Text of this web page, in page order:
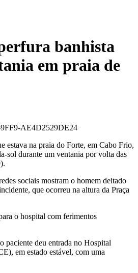
banhista
em praia de
estava na praia do Forte, em Cabo Frio,
sol durante um ventania por volta das
sociais mostram o homem deitado
que ocorreu na altura da Praça
o hospital com ferimentos
paciente deu entrada no Hospital
em estado estável, com uma